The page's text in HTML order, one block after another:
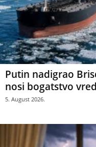
Putin nadigrao
nosi bogatstvo
5. August 2026.